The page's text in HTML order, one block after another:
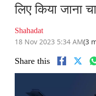
लिए किया जाना
Shahadat
18 Nov 2023 5:34 AM(3
Share this